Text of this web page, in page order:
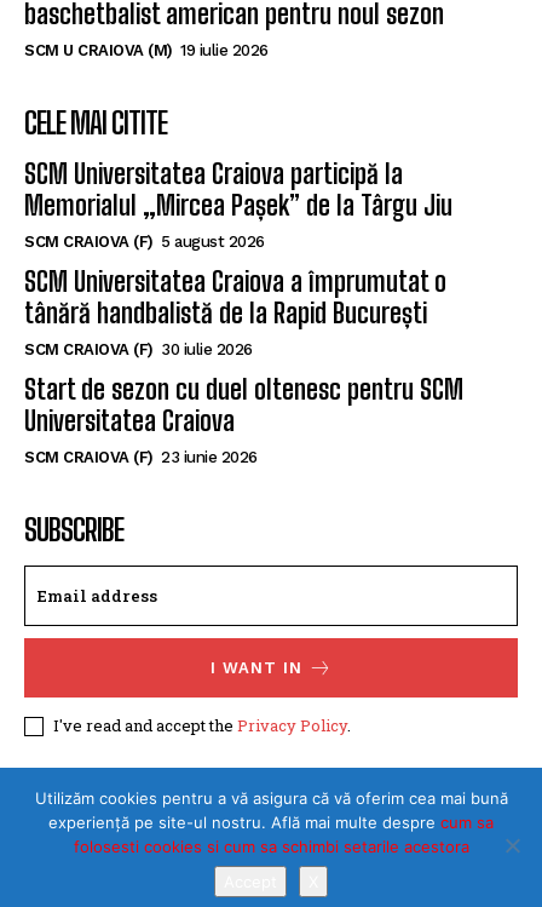
SCM U CRAIOVA (M) 21 iulie 2026
SCM Universitatea Craiova a transferat un
SCM U CRAIOVA (M)
CELE MAI CITITE
SCM Universitatea Craiova participă la
Memorialul „Mircea Pașek” de la Târgu Jiu
SCM CRAIOVA (F) 5 august 2026
SCM Universitatea Craiova a împrumutat o
tânără handbalistă de la Rapid București
SCM CRAIOVA (F) 30 iulie 2026
Start de sezon cu duel oltenesc pentru SCM
SCM CRAIOVA (F)
SUBSCRIBE
I WANT IN
I've read and accept thePrivacy Policy.
Utilizăm cookies pentru a vă asigura că vă oferim cea mai bună
experiență pe site-ul nostru. Află mai multe despre cum sa
folosesti cookies si cum sa schimbi setarile acestora